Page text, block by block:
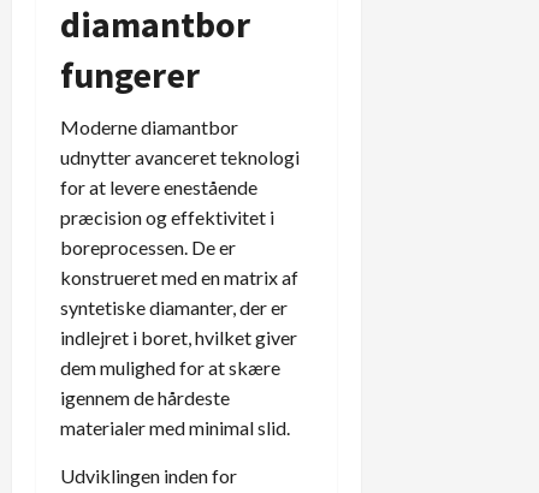
diamantbor
fungerer
Moderne diamantbor
udnytter avanceret teknologi
for at levere enestående
præcision og effektivitet i
boreprocessen. De er
konstrueret med en matrix af
syntetiske diamanter, der er
indlejret i boret, hvilket giver
dem mulighed for at skære
igennem de hårdeste
materialer med minimal slid.
Udviklingen inden for